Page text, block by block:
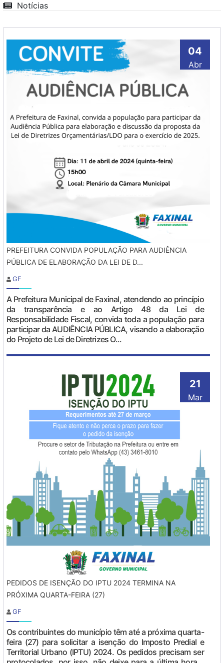
Notícias
04
Abr
PREFEITURA CONVIDA POPULAÇÃO PARA AUDIÊNCIA
PÚBLICA DE ELABORAÇÃO DA LEI DE D...
GF
A Prefeitura Municipal de Faxinal, atendendo ao princípio
da transparência e ao Artigo 48 da Lei de
Responsabilidade Fiscal, convida toda a população para
participar da AUDIÊNCIA PÚBLICA, visando a elaboração
do Projeto de Lei de Diretrizes O...
21
Mar
PEDIDOS DE ISENÇÃO DO IPTU 2024 TERMINA NA
PRÓXIMA QUARTA-FEIRA (27)
GF
Os contribuintes do município têm até a próxima quarta-
feira (27) para solicitar a isenção do Imposto Predial e
Territorial Urbano (IPTU) 2024. Os pedidos precisam ser